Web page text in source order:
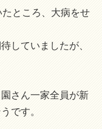
ところ、大病をせ
していましたが、
さん一家全員が新
です。